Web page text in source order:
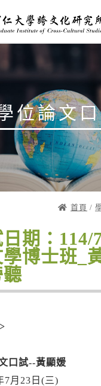
位論文
首頁 /
日期：114/
學博士班_
聽
口試--黃顯媛
7月23日(三)